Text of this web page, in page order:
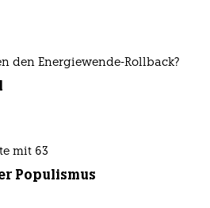
den Energiewende-Rollback?
mit 63
Populismus